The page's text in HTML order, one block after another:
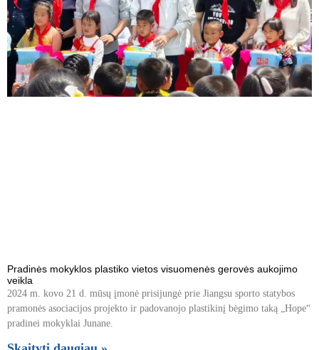
Pradinės mokyklos plastiko vietos visuomenės gerovės aukojimo
veikla
2024 m. kovo 21 d. mūsų įmonė prisijungė prie Jiangsu sporto statybos
pramonės asociacijos projekto ir padovanojo plastikinį bėgimo taką „Hope“
pradinei mokyklai Junane.